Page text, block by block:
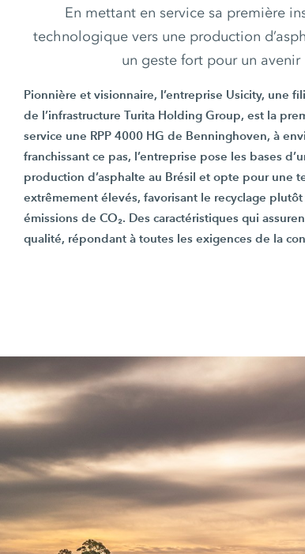
En mettant en service sa première
technologique vers une production
un geste fort pour un
Pionnière et visionnaire, l’entreprise Usicity, une
de l’infrastructure Turita Holding Group, est la
service une RPP 4000 HG de Benninghoven, à
franchissant ce pas, l’entreprise pose les bases
production d’asphalte au Brésil et opte pour une
extrêmement élevés, favorisant le recyclage
émissions de CO₂. Des caractéristiques qui
qualité, répondant à toutes les exigences de la